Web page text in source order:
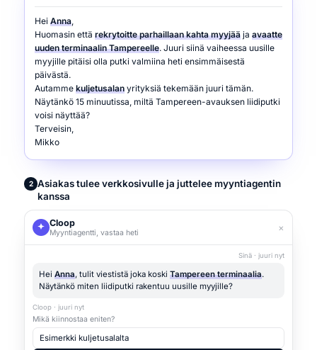
Hei Anna,
Huomasin että rekrytoitte parhaillaan kahta myyjää ja avaatte
uuden terminaalin Tampereelle. Juuri siinä vaiheessa uusille
myyjille pitäisi olla putki valmiina heti ensimmäisestä
päivästä.
Autamme kuljetusalan yrityksiä tekemään juuri tämän.
Näytänkö 15 minuutissa, miltä Tampereen-avauksen liidiputki
voisi näyttää?
Terveisin,
Mikko
2 Asiakas tulee verkkosivulle ja juttelee myyntiagentin
kanssa
Cloop
Myyntiagentti, vastaa heti ×
Sinä · juuri nyt
Hei Anna, tulit viestistä joka koski Tampereen terminaalia.
Näytänkö miten liidiputki rakentuu uusille myyjille?
Cloop · juuri nyt
Mikä kiinnostaa eniten?
Esimerkki kuljetusalalta